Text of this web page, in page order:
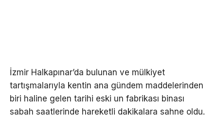
İzmir Halkapınar’da bulunan ve mülkiyet
tartışmalarıyla kentin ana gündem maddelerinden
biri haline gelen tarihi eski un fabrikası binası
sabah saatlerinde hareketli dakikalara sahne oldu.